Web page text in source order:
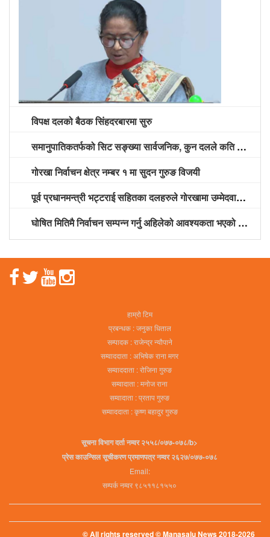
विपक्ष दलको बैठक सिंहदरबारमा सुरु
समानुपातिकतर्फको सिट सङ्ख्या सार्वजनिक, कुन दलले कति सिट पाए? (सूचीसहित)
गोरखा निर्वाचन क्षेत्र नम्बर १ मा सुदन गुरुङ विजयी
पूर्व प्रधानमन्त्री भट्टराई सहितका दलहरुले गोरखामा उम्मेदवारी दर्ता गराए
घोषित मितिमै निर्वाचन सम्पन्न गर्नु अहिलेको आवश्यकता भएको नेकपा नेता श्रेष्ठको भनाइ
हाम्रो टिम
प्रबन्धक : जनुका धिताल
सम्पादक : राजेन्द्र न्यौपाने
सम्वाददाता : अभिषेक राना मगर
सम्वाददाता : रोजिना गुरुङ
सम्वादाता : मनोज राना
सम्वादाता : प्रताप गुरुङ
सम्वाददाता : कृष्ण बहादुर गुरुङ
सूचना विभाग दर्ता नम्वर २५५८/०७७-०७८/b>
प्रेस काउन्सिल सूचीकरण प्रमाणपत्र नम्वर २६२७/०७७-०७८
Email:
सम्पर्क नम्वर ९८५११८१५५०
© All rights reserved © Manasalu News 2018-2026